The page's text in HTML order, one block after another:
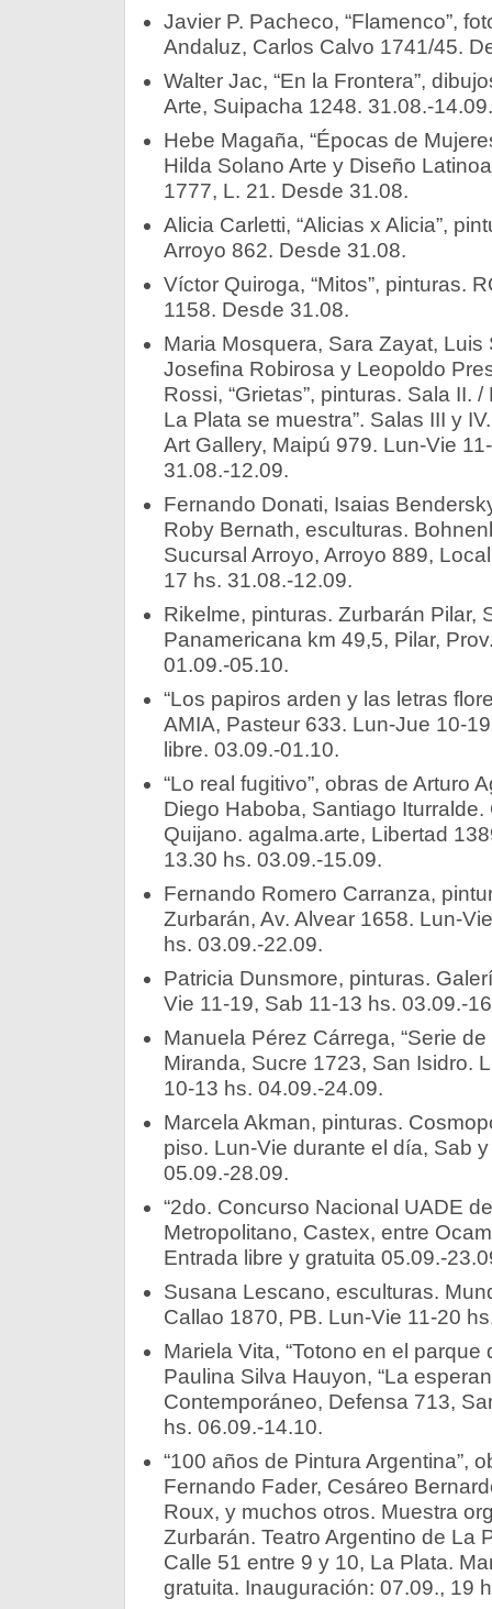
Javier P. Pacheco, “Flamenco”,
Andaluz, Carlos Calvo 1741/45.
Walter Jac, “En la Frontera”,
Arte, Suipacha 1248. 31.08.-14.09.
Hebe Magaña, “Épocas de
Hilda Solano Arte y Diseño
1777, L. 21. Desde 31.08.
Alicia Carletti, “Alicias x Alicia”,
Arroyo 862. Desde 31.08.
Víctor Quiroga, “Mitos”, pinturas.
1158. Desde 31.08.
Maria Mosquera, Sara Zayat,
Josefina Robirosa y Leopoldo
Rossi, “Grietas”, pinturas. Sala II.
La Plata se muestra”. Salas III y
Art Gallery, Maipú 979. Lun-Vie
31.08.-12.09.
Fernando Donati, Isaias
Roby Bernath, esculturas.
Sucursal Arroyo, Arroyo 889,
17 hs. 31.08.-12.09.
Rikelme, pinturas. Zurbarán Pilar,
Panamericana km 49,5, Pilar,
01.09.-05.10.
“Los papiros arden y las letras
AMIA, Pasteur 633. Lun-Jue 10-
libre. 03.09.-01.10.
“Lo real fugitivo”, obras de Arturo
Diego Haboba, Santiago
Quijano. agalma.arte, Libertad
13.30 hs. 03.09.-15.09.
Fernando Romero Carranza,
Zurbarán, Av. Alvear 1658. Lun-
hs. 03.09.-22.09.
Patricia Dunsmore, pinturas.
Vie 11-19, Sab 11-13 hs. 03.09.-
Manuela Pérez Cárrega, “Serie
Miranda, Sucre 1723, San Isidro.
10-13 hs. 04.09.-24.09.
Marcela Akman, pinturas.
piso. Lun-Vie durante el día, Sab
05.09.-28.09.
“2do. Concurso Nacional UADE
Metropolitano, Castex, entre
Entrada libre y gratuita 05.09.-
Susana Lescano, esculturas.
Callao 1870, PB. Lun-Vie 11-20
Mariela Vita, “Totono en el parque
Paulina Silva Hauyon, “La
Contemporáneo, Defensa 713,
hs. 06.09.-14.10.
“100 años de Pintura Argentina”,
Fernando Fader, Cesáreo
Roux, y muchos otros. Muestra
Zurbarán. Teatro Argentino de La
Calle 51 entre 9 y 10, La Plata.
gratuita. Inauguración: 07.09., 19